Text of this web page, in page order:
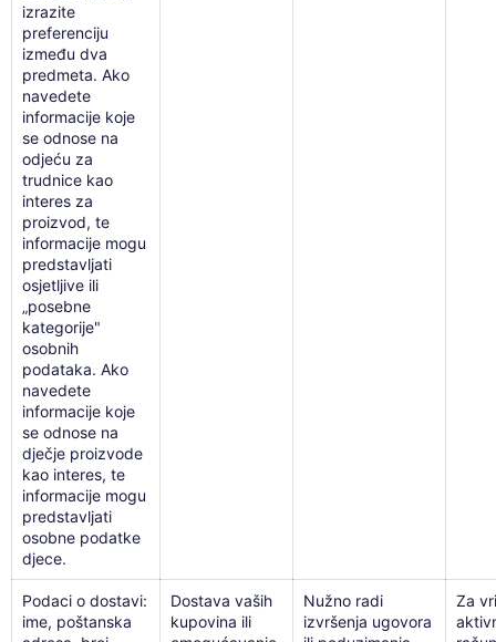
izrazite
preferenciju
između dva
predmeta. Ako
navedete
informacije koje
se odnose na
odjeću za
trudnice kao
interes za
proizvod, te
informacije mogu
predstavljati
osjetljive ili
„posebne
kategorije"
osobnih
podataka. Ako
navedete
informacije koje
se odnose na
dječje proizvode
kao interes, te
informacije mogu
predstavljati
osobne podatke
djece.
Podaci o dostavi:
ime, poštanska
Dostava vaših
kupovina ili
Nužno radi
izvršenja ugovora
Za